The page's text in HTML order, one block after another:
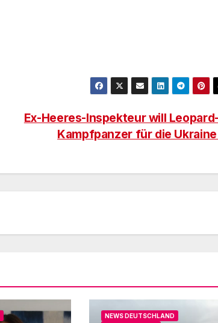
Ex-Heeres-Inspekteur will
Kampfpanzer für die
NEWS DEUTSCHLAND